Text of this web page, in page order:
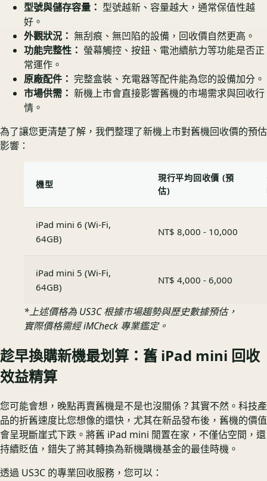
型號與儲存容量： 型號越新、容量越大，通常保值性越
好。
外觀狀況： 無刮痕、無凹陷的設備，回收價自然更高。
功能完整性： 螢幕觸控、按鈕、電池續航力等功能是否正
常運作。
原廠配件： 完整盒裝、充電器等配件能為您的設備加分。
市場供需： 新機上市會直接影響舊機的市場需求與回收行
情。
為了讓您更清楚了解，我們整理了新機上市對舊機回收價的預估
影響：
機型
現行平均回收價 (預
估)
iPad mini 6 (Wi-Fi,
64GB)
NT$ 8,000 - 10,000
iPad mini 5 (Wi-Fi,
64GB)
NT$ 4,000 - 6,000
*上述價格為 US3C 根據市場趨勢與歷史數據預估，
實際價格需經 iMCheck 專業鑑定。
趁早換購新機最划算：舊 iPad mini 回收
效益精算
您可能會想，晚點再賣舊機是不是也沒關係？其實不然。科技產
品的折舊速度比您想像的還快，尤其在新品發布後，舊機的價值
會呈現斷崖式下跌。將舊 iPad mini 閒置在家，不僅佔空間，還
持續貶值，錯失了將其轉換為新機購機基金的最佳時機。
透過 US3C 的專業回收服務，您可以：